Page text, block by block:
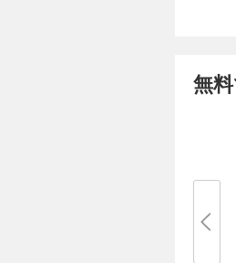
無